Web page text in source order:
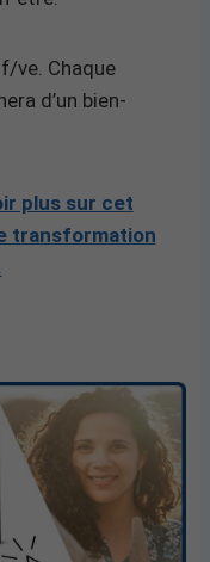
ve. Chaque
d’un bien-
plus sur cet
transformation